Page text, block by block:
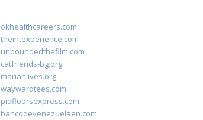
okhealthcareers.com
theintexperience.com
unboundedthefilm.com
catfriends-bg.org
marianlives.org
waywardtees.com
pidfloorsexpress.com
bancodevenezuelaen.com